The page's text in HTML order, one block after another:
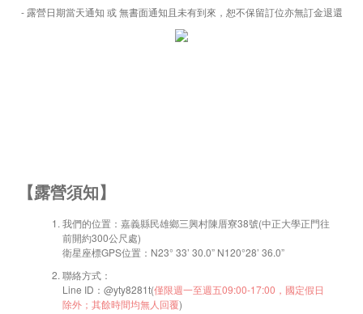
- 露營日期當天通知 或 無書面通知且未有到來，恕不保留訂位亦無訂金退還
【露營須知】
我們的位置：嘉義縣民雄鄉三興村陳厝寮38號(中正大學正門往
前開約300公尺處)
衛星座標GPS位置：N23° 33’ 30.0” N120°28’ 36.0”
聯絡方式：
Line ID：@yty8281t(僅限週一至週五09:00-17:00，國定假日
除外；其餘時間均無人回覆)